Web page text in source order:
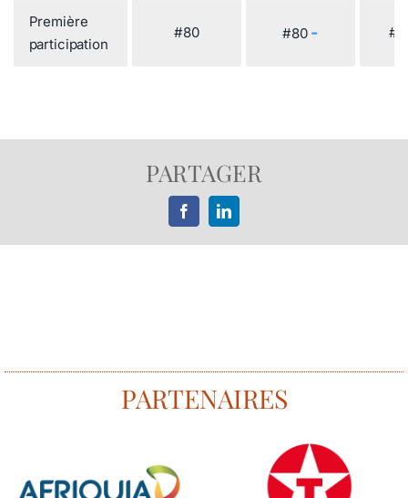
Première
participation
#80 #80 -
PARTAGER
FacebookLinkedIn
PARTENAIRES